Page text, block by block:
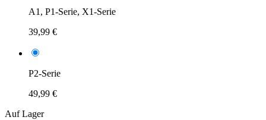
A1, P1-Serie, X1-Serie
39,99 €
P2-Serie
49,99 €
Auf Lager